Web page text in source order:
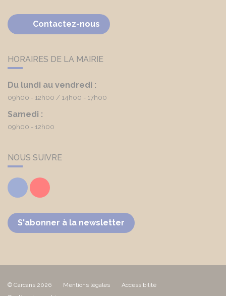
Contactez-nous
HORAIRES DE LA MAIRIE
Du lundi au vendredi :
09h00 - 12h00 14h00 - 17h00
Samedi :
09h00 - 12h00
NOUS SUIVRE
FacebookYoutube
S'abonner à la newsletter
© Carcans 2026 Mentions légales
Accessibilité